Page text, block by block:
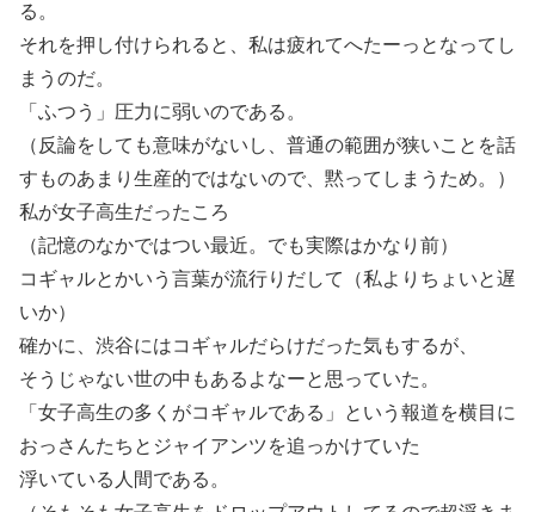
る。
それを押し付けられると、私は疲れてへたーっとなってし
まうのだ。
「ふつう」圧力に弱いのである。
（反論をしても意味がないし、普通の範囲が狭いことを話
すものあまり生産的ではないので、黙ってしまうため。）
私が女子高生だったころ
（記憶のなかではつい最近。でも実際はかなり前）
コギャルとかいう言葉が流行りだして（私よりちょいと遅
いか）
確かに、渋谷にはコギャルだらけだった気もするが、
そうじゃない世の中もあるよなーと思っていた。
「女子高生の多くがコギャルである」という報道を横目に
おっさんたちとジャイアンツを追っかけていた
浮いている人間である。